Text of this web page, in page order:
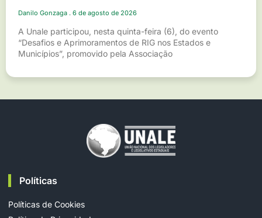
Danilo Gonzaga 6 de agosto de 2026
A Unale participou, nesta quinta-feira (6), do evento
“Desafios e Aprimoramentos de RIG nos Estados e
Municípios”, promovido pela Associação
Políticas
Políticas de Cookies